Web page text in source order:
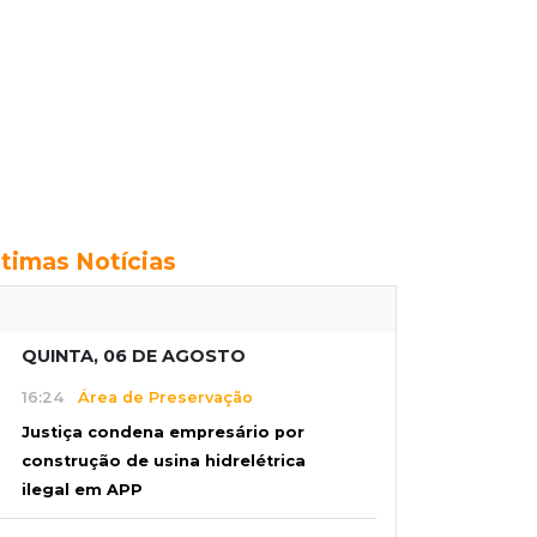
Notícias
QUINTA, 06 DE AGOSTO
16:24 Área de Preservação
Justiça condena empresário por
construção de usina hidrelétrica
ilegal em APP